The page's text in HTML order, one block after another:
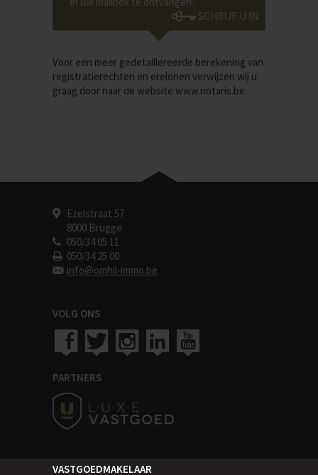
SCHRIJF U IN
Voor een meer gedetaillereerde berekening van
registratierechten en erelonen verwijzen wij u
graag door naar de website www.notaris.be.
Ezelstraat 57
8000 Brugge
050/34 05 11
050/34 25 00
info@omhil-immo.be
VOLG ONS
PARTNERS
VASTGOEDMAKELAAR